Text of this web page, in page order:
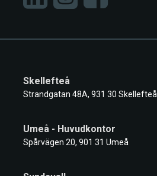
Skellefteå
Strandgatan 48A, 931 30 Skellefteå
Umeå - Huvudkontor
Spårvägen 20, 901 31 Umeå